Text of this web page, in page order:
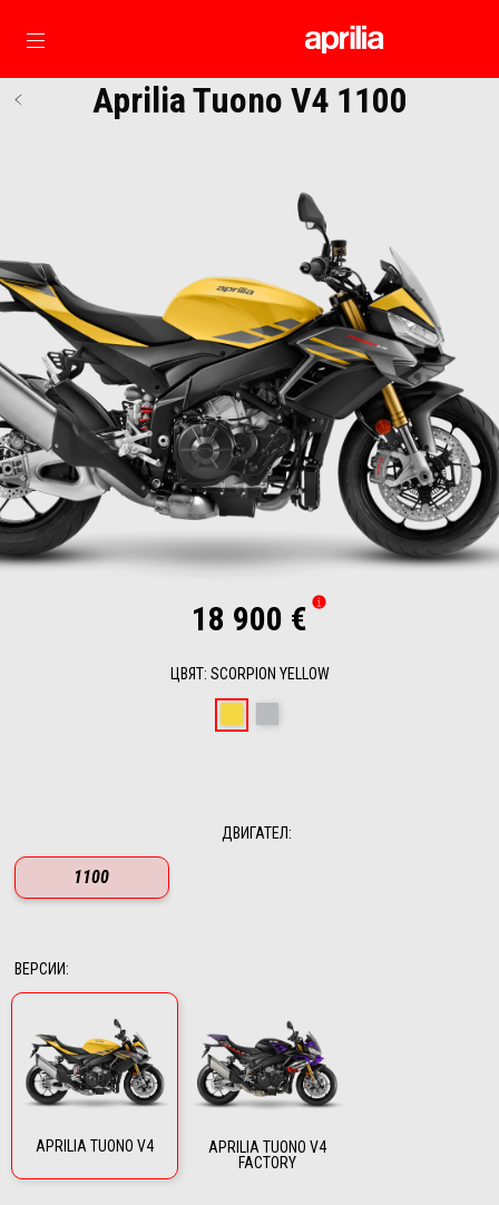
Основна страница
Aprilia Tuono V4 1100
18 900 €
ЦВЯТ: SCORPION YELLOW
ДВИГАТЕЛ:
1100
ВЕРСИИ:
APRILIA TUONO V4
APRILIA TUONO V4
FACTORY